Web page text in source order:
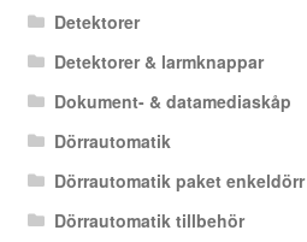
Detektorer
Detektorer & larmknappar
Dokument- & datamediaskåp
Dörrautomatik
Dörrautomatik paket enkeldörr
Dörrautomatik tillbehör